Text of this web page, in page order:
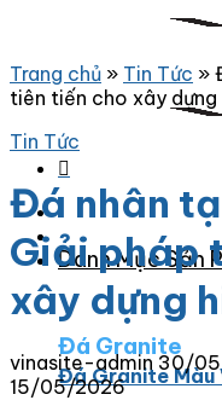
Danh Mục Sản
Đá Granite
Đá Granite Màu
Trang chủ » Tin Tức »
tiên tiến cho xây dựng
Tin Tức
Đá nhân
Giải pháp
xây dựng
vinasite-admin 30/
15/05/2026